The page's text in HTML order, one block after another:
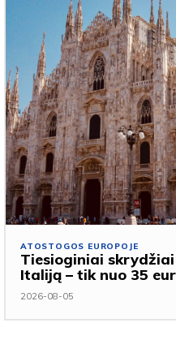
ATOSTOGOS EUROPOJE
Tiesioginiai
Italiją – tik nuo 35
2026-08-05